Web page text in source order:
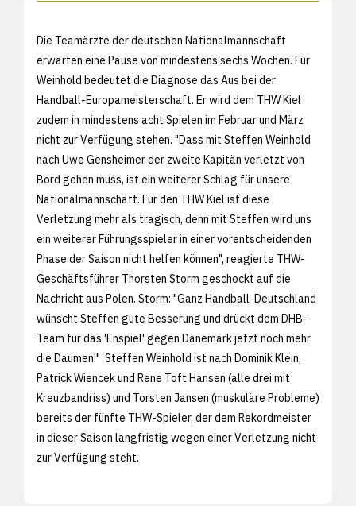
Die Teamärzte der deutschen Nationalmannschaft
erwarten eine Pause von mindestens sechs Wochen. Für
Weinhold bedeutet die Diagnose das Aus bei der
Handball-Europameisterschaft. Er wird dem THW Kiel
zudem in mindestens acht Spielen im Februar und März
nicht zur Verfügung stehen. "Dass mit Steffen Weinhold
nach Uwe Gensheimer der zweite Kapitän verletzt von
Bord gehen muss, ist ein weiterer Schlag für unsere
Nationalmannschaft. Für den THW Kiel ist diese
Verletzung mehr als tragisch, denn mit Steffen wird uns
ein weiterer Führungsspieler in einer vorentscheidenden
Phase der Saison nicht helfen können", reagierte THW-
Geschäftsführer Thorsten Storm geschockt auf die
Nachricht aus Polen. Storm: "Ganz Handball-Deutschland
wünscht Steffen gute Besserung und drückt dem DHB-
Team für das 'Enspiel' gegen Dänemark jetzt noch mehr
die Daumen!" Steffen Weinhold ist nach Dominik Klein,
Patrick Wiencek und Rene Toft Hansen (alle drei mit
Kreuzbandriss) und Torsten Jansen (muskuläre Probleme)
bereits der fünfte THW-Spieler, der dem Rekordmeister
in dieser Saison langfristig wegen einer Verletzung nicht
zur Verfügung steht.